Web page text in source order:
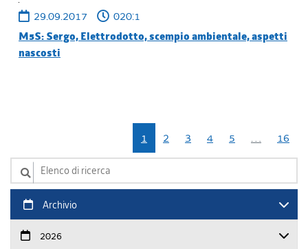
29.09.2017 020:1
M5S: Sergo, Elettrodotto, scempio ambientale, aspetti
nascosti
1 2 3 4 5 … 16
Elenco di ricerca
Archivio
2026